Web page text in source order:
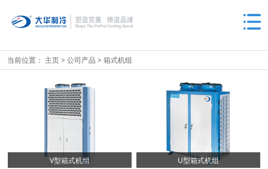
当前位置： 主页> 公司产品 > 箱式机组
V型箱式机组 U型箱式机组